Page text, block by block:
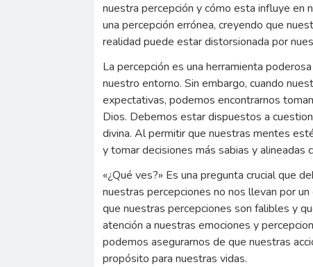
nuestra percepción y cómo esta influye en
una percepción errónea, creyendo que
realidad puede estar distorsionada por
La percepción es una herramienta
nuestro entorno. Sin embargo, cuando
expectativas, podemos encontrarnos
Dios. Debemos estar dispuestos a
divina. Al permitir que nuestras mentes
y tomar decisiones más sabias y alineadas
«¿Qué ves?» Es una pregunta crucial que
nuestras percepciones no nos llevan por
que nuestras percepciones son falibles y
atención a nuestras emociones y
podemos asegurarnos de que nuestras
propósito para nuestras vidas.